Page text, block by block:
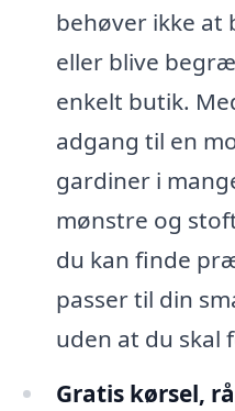
behøver ikke at
eller blive
enkelt butik.
adgang til en
gardiner i
mønstre og
du kan finde
passer til din
uden at du skal
Gratis kørsel,